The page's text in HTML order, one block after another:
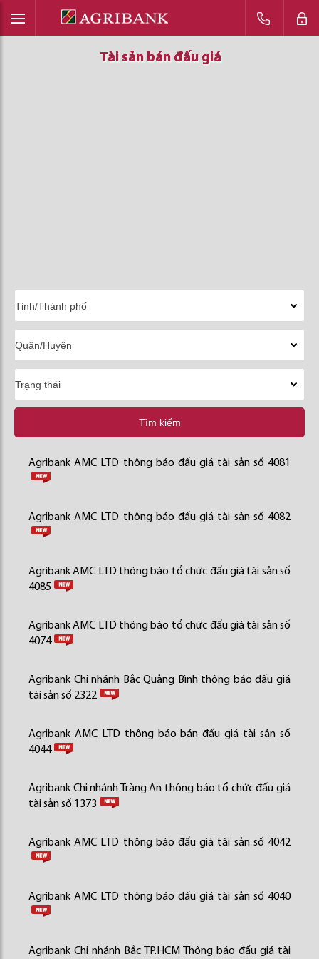
Tài sản bán đấu giá
Tài sản bán đấu giá
Tài sản bán đấu giá
Tìm kiếm
Agribank AMC LTD thông báo đấu giá tài sản số 4081
Agribank AMC LTD thông báo đấu giá tài sản số 4082
Agribank AMC LTD thông báo tổ chức đấu giá tài sản số
4085
Agribank AMC LTD thông báo tổ chức đấu giá tài sản số
4074
Agribank Chi nhánh Bắc Quảng Bình thông báo đấu giá
tài sản số 2322
Agribank AMC LTD thông báo bán đấu giá tài sản số
4044
Agribank Chi nhánh Tràng An thông báo tổ chức đấu giá
tài sản số 1373
Agribank AMC LTD thông báo đấu giá tài sản số 4042
Agribank AMC LTD thông báo đấu giá tài sản số 4040
Agribank Chi nhánh Bắc TP.HCM Thông báo đấu giá tài